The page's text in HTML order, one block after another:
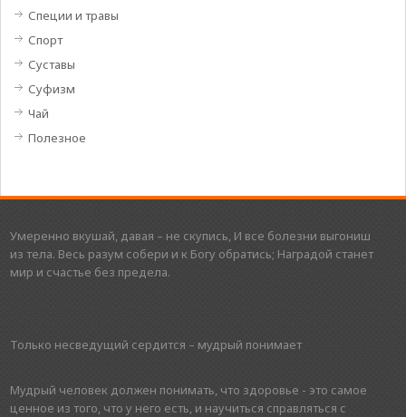
Специи и травы
Спорт
Суставы
Суфизм
Чай
Полезное
Умеренно вкушай, давая – не скупись, И все болезни выгониш
из тела. Весь разум собери и к Богу обратись; Наградой станет
мир и счастье без предела.
Только несведущий сердится – мудрый понимает
Мудрый человек должен понимать, что здоровье - это самое
ценное из того, что у него есть, и научиться справляться с